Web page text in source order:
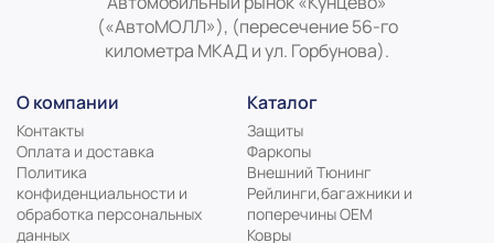
(«АвтоМОЛЛ»), (пересечение 56-го
километра МКАД и ул. Горбунова).
О компании
Контакты
Оплата и доставка
Политика
конфиденциальности и
обработка персональных
данных
Каталог
Защиты
Фаркопы
Внешний Тюнинг
Рейлинги,багажники и
поперечины ОЕМ
Ковры